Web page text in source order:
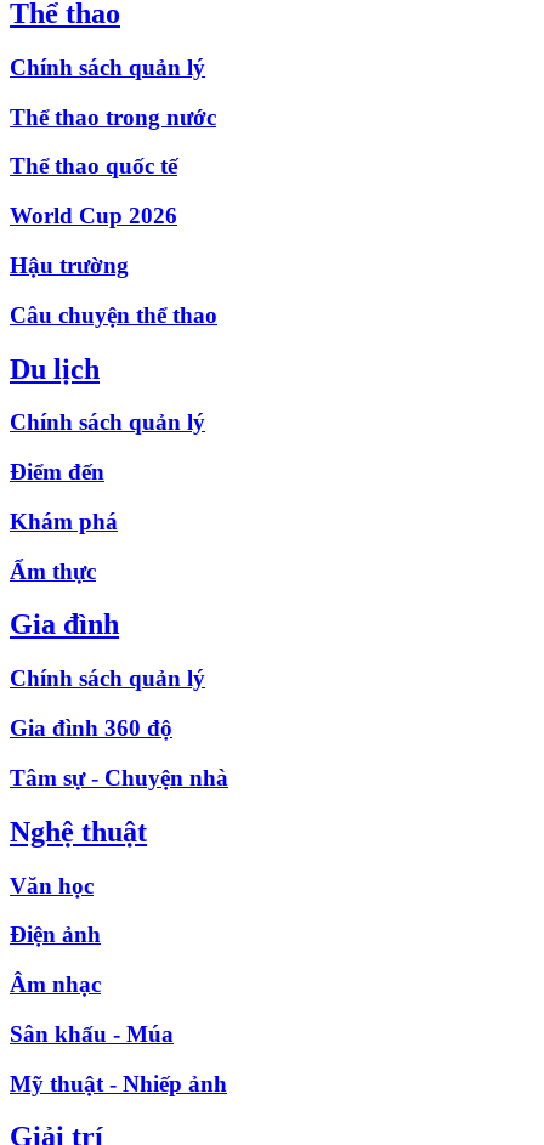
Thể thao
Chính sách quản lý
Thể thao trong nước
Thể thao quốc tế
World Cup 2026
Hậu trường
Câu chuyện thể thao
Du lịch
Chính sách quản lý
Điểm đến
Khám phá
Ẩm thực
Gia đình
Chính sách quản lý
Gia đình 360 độ
Tâm sự - Chuyện nhà
Nghệ thuật
Văn học
Điện ảnh
Âm nhạc
Sân khấu - Múa
Mỹ thuật - Nhiếp ảnh
Giải trí